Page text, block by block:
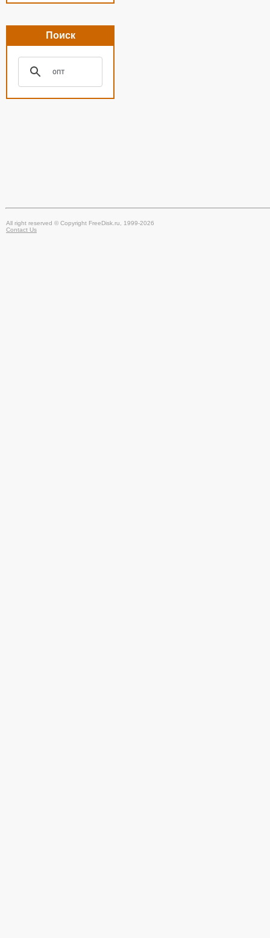
Поиск
All right reserved © Copyright FreeDisk.ru, 1999-2026
Contact Us